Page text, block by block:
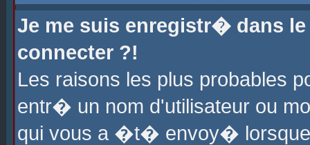
Je me suis enregistr� dans
connecter ?!
Les raisons les plus probables
entr� un nom d'utilisateur ou
qui vous a �t� envoy�